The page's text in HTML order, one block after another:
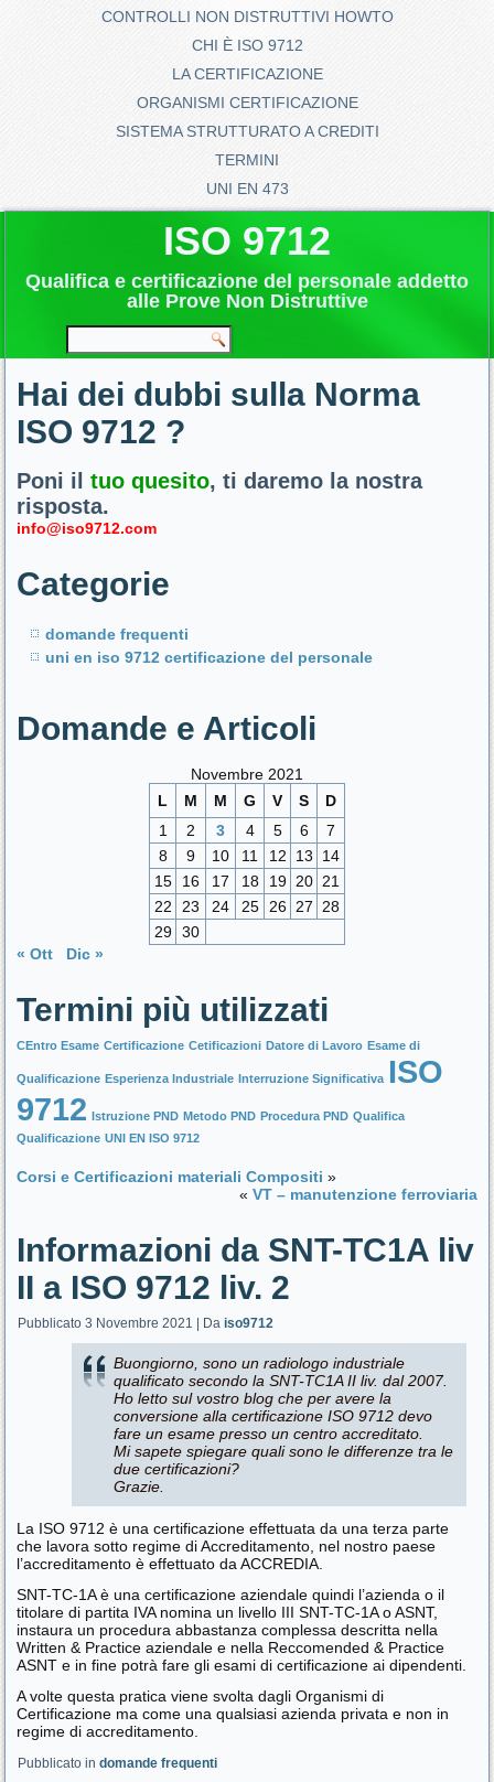
CONTROLLI NON DISTRUTTIVI HOWTO
CHI È ISO 9712
LA CERTIFICAZIONE
ORGANISMI CERTIFICAZIONE
SISTEMA STRUTTURATO A CREDITI
TERMINI
UNI EN 473
ISO 9712
Qualifica e certificazione del personale addetto
alle Prove Non Distruttive
Hai dei dubbi sulla Norma
ISO 9712 ?
Poni iltuo quesito, ti daremo la nostra
risposta.
info@iso9712.com
Categorie
domande frequenti
uni en iso 9712 certificazione del personale
Domande e Articoli
Novembre 2021
L
M M G V S
D
1
2 3 4 5 6
7
8
9 10 11 12 13
14
15
16 17 18 19 20 21
22
23 24 25 26 27 28
29 30
« Ott
Dic »
Termini più utilizzati
CEntro Esame Certificazione Cetificazioni Datore di Lavoro Esame di
Qualificazione Esperienza Industriale Interruzione Significativa ISO
9712
Istruzione PND Metodo PND Procedura PND Qualifica
Qualificazione UNI EN ISO 9712
Corsi e Certificazioni materiali Compositi »
« VT – manutenzione ferroviaria
Informazioni da SNT-TC1A liv
II a ISO 9712 liv. 2
Pubblicato 3 Novembre 2021 Da iso9712
Buongiorno, sono un radiologo industriale
qualificato secondo la SNT-TC1A II liv. dal 2007.
Ho letto sul vostro blog che per avere la
conversione alla certificazione ISO 9712 devo
fare un esame presso un centro accreditato.
Mi sapete spiegare quali sono le differenze tra le
due certificazioni?
Grazie.
La ISO 9712 è una certificazione effettuata da una terza parte
che lavora sotto regime di Accreditamento, nel nostro paese
l’accreditamento è effettuato da ACCREDIA.
SNT-TC-1A è una certificazione aziendale quindi l’azienda o il
titolare di partita IVA nomina un livello III SNT-TC-1A o ASNT,
instaura un procedura abbastanza complessa descritta nella
Written & Practice aziendale e nella Reccomended & Practice
ASNT e in fine potrà fare gli esami di certificazione ai dipendenti.
A volte questa pratica viene svolta dagli Organismi di
Certificazione ma come una qualsiasi azienda privata e non in
regime di accreditamento.
Pubblicato in domande frequenti